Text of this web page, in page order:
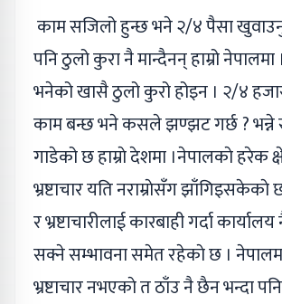
काम सजिलो हुन्छ भने २/४ पैसा
पनि ठुलो कुरा नै मान्दैनन् हाम्रो
भनेको खासै ठुलो कुरो होइन । २/४
काम बन्छ भने कसले झण्झट गर्छ ? भन्ने
गाडेको छ हाम्राे देशमा ।नेपालकाे हरेक
भ्रष्टाचार यति नराम्राेसँग
र भ्रष्टाचारीलाई कारबाही गर्दा कार्यालय
सक्ने सम्भावना समेत रहेकाे छ ।
भ्रष्टाचार नभएकाे त ठाँउ नै छैन भन्दा